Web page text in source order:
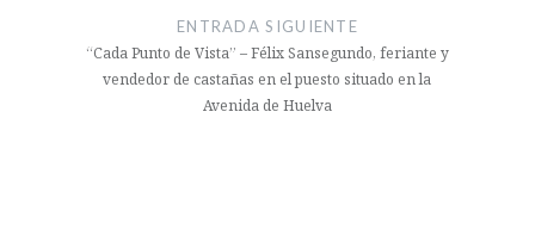
ENTRADA SIGUIENTE
“Cada Punto de Vista” – Félix Sansegundo, feriante y
vendedor de castañas en el puesto situado en la
Avenida de Huelva